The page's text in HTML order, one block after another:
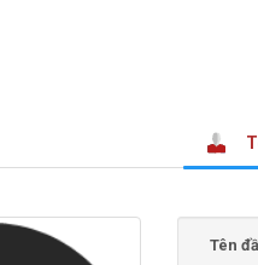
Tên